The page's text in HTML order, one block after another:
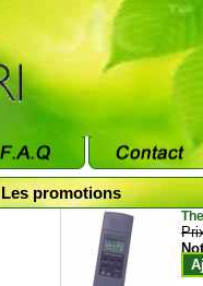
Les promotions